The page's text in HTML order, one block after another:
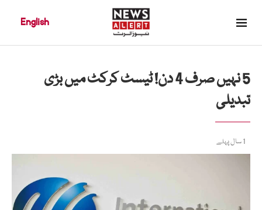
English
5 نہیں صرف 4 دن! ٹیسٹ کرکٹ میں بڑی
تبدیلی
1 سال پہلے